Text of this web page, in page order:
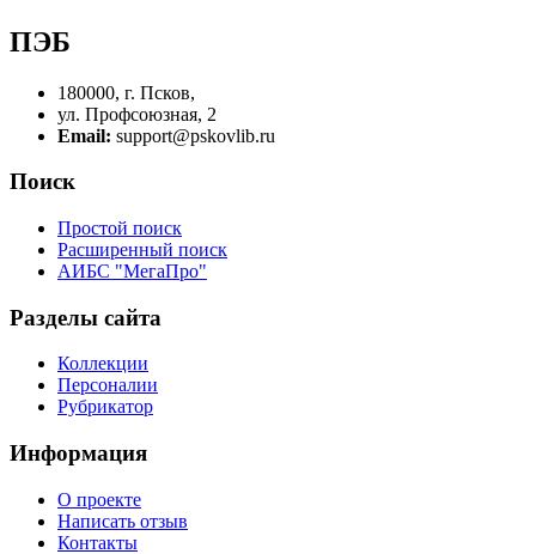
ПЭБ
180000, г. Псков,
ул. Профсоюзная, 2
Email: support@pskovlib.ru
Поиск
Простой поиск
Расширенный поиск
АИБС "МегаПро"
Разделы сайта
Коллекции
Персоналии
Рубрикатор
Информация
О проекте
Написать отзыв
Контакты